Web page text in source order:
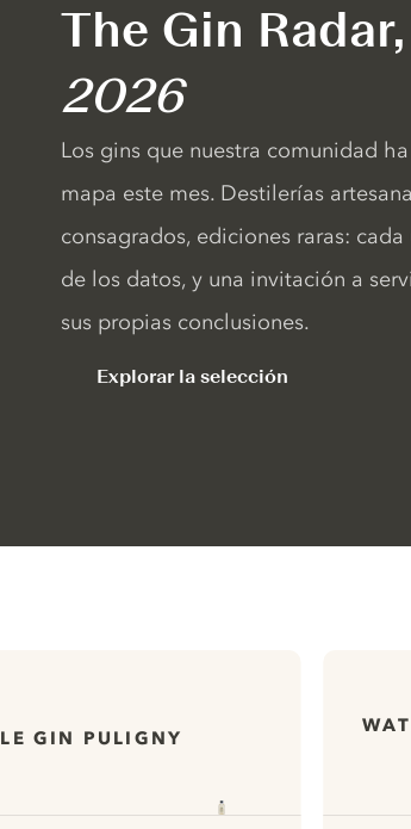
The Gin Radar,
2026
Los gins que nuestra comunidad
mapa este mes. Destilerías
consagrados, ediciones raras: cada
de los datos, y una invitación a
sus propias conclusiones.
Explorar la selección
LE GIN PULIGNY